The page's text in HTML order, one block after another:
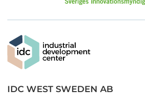
IDC WEST SWEDEN AB